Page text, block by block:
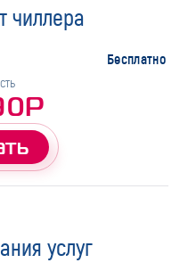
чиллера
Бесплатно
услуг